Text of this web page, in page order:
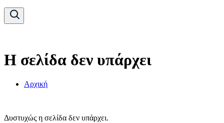
Η σελίδα δεν υπάρχει
Αρχική
Δυστυχώς η σελίδα δεν υπάρχει.